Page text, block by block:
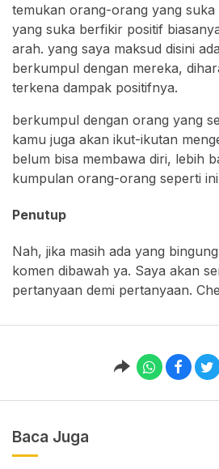
temukan orang-orang yang
yang suka berfikir positif
arah. yang saya maksud disini
berkumpul dengan mereka,
terkena dampak positifnya.
berkumpul dengan orang yang
kamu juga akan ikut-ikutan
belum bisa membawa diri, lebih
kumpulan orang-orang seperti
Penutup
Nah, jika masih ada yang
komen dibawah ya. Saya akan
pertanyaan demi pertanyaan.
Baca Juga